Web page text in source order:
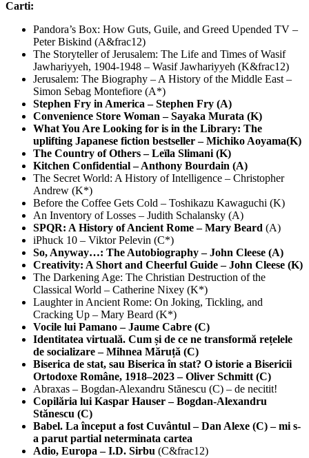
Carti:
Pandora’s Box: How Guts, Guile, and Greed Upended TV –
Peter Biskind (A&frac12)
The Storyteller of Jerusalem: The Life and Times of Wasif
Jawhariyyeh, 1904-1948 – Wasif Jawhariyyeh (K&frac12)
Jerusalem: The Biography – A History of the Middle East –
Simon Sebag Montefiore (A*)
Stephen Fry in America – Stephen Fry (A)
Convenience Store Woman – Sayaka Murata (K)
What You Are Looking for is in the Library: The
uplifting Japanese fiction bestseller – Michiko Aoyama(K)
The Country of Others – Leïla Slimani (K)
Kitchen Confidential – Anthony Bourdain (A)
The Secret World: A History of Intelligence – Christopher
Andrew (K*)
Before the Coffee Gets Cold – Toshikazu Kawaguchi (K)
An Inventory of Losses – Judith Schalansky (A)
SPQR: A History of Ancient Rome – Mary Beard (A)
iPhuck 10 – Viktor Pelevin (C*)
So, Anyway…: The Autobiography – John Cleese (A)
Creativity: A Short and Cheerful Guide – John Cleese (K)
The Darkening Age: The Christian Destruction of the
Classical World – Catherine Nixey (K*)
Laughter in Ancient Rome: On Joking, Tickling, and
Cracking Up – Mary Beard (K*)
Vocile lui Pamano – Jaume Cabre (C)
Identitatea virtuală. Cum și de ce ne transformă rețelele
de socializare – Mihnea Măruță (C)
Biserica de stat, sau Biserica în stat? O istorie a Bisericii
Ortodoxe Române, 1918–2023 – Oliver Schmitt (C)
Abraxas – Bogdan-Alexandru Stănescu (C) – de necitit!
Copilăria lui Kaspar Hauser – Bogdan-Alexandru
Stănescu (C)
Babel. La început a fost Cuvântul – Dan Alexe (C) – mi s-
a parut partial neterminata cartea
Adio, Europa – I.D. Sirbu (C&frac12)